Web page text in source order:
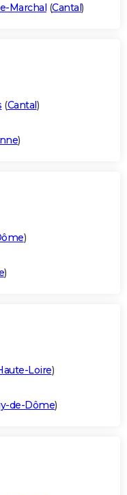
Marchal (Cantal )
(Cantal)
)
)
)
Loire)
de-Dôme)